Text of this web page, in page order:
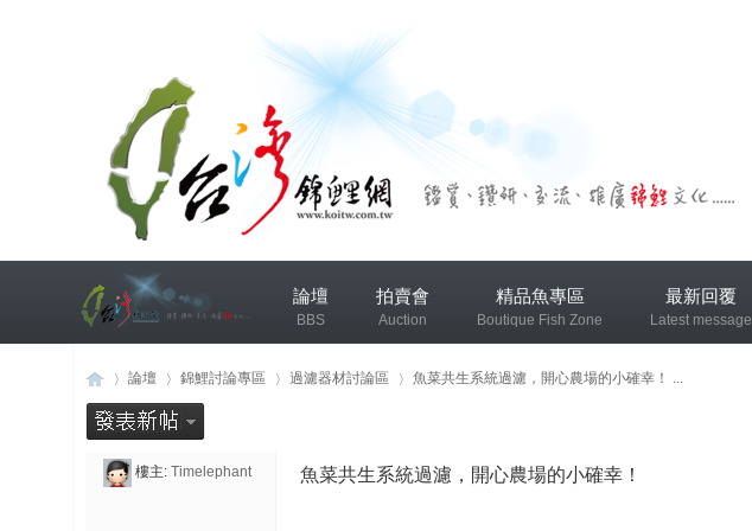
論壇
BBS
拍賣會
Auction
精品魚專區
Boutique Fish Zone
最新回覆
Latest message
錦鯉協會專區 錦鯉討論專區
»
論壇
›
錦鯉討論專區 過濾器材討論區
›
魚菜共生系統過濾，開心農場的小確幸！ ...
樓主: Timelephant 魚菜共生系統過濾，開心農場的小確幸！